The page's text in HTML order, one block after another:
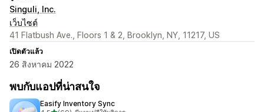
Singuli, Inc.
เว็บไซต์
41 Flatbush Ave., Floors 1 & 2, Brooklyn, NY, 11217, US
เปิดตัวแล้ว
26 สิงหาคม 2022
พบกับแอปที่น่าสนใจ
Easify Inventory Sync